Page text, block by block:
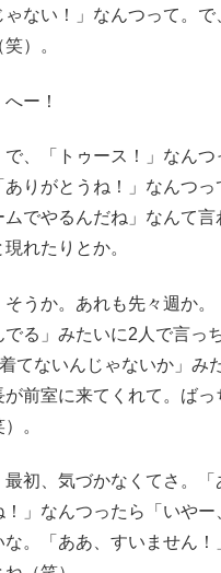
ゃない！」なんつって。で
）。
ー！
で、「トゥース！」なん
ありがとうね！」なんつっ
ムでやるんだね」なんて
れたりとか。
そうか。あれも先々週か
でる」みたいに2人で言っ
てないんじゃないか」み
が前室に来てくれて。ば
。
最初、気づかなくてさ。
！」なんつったら「いやー
。「ああ、すいません！